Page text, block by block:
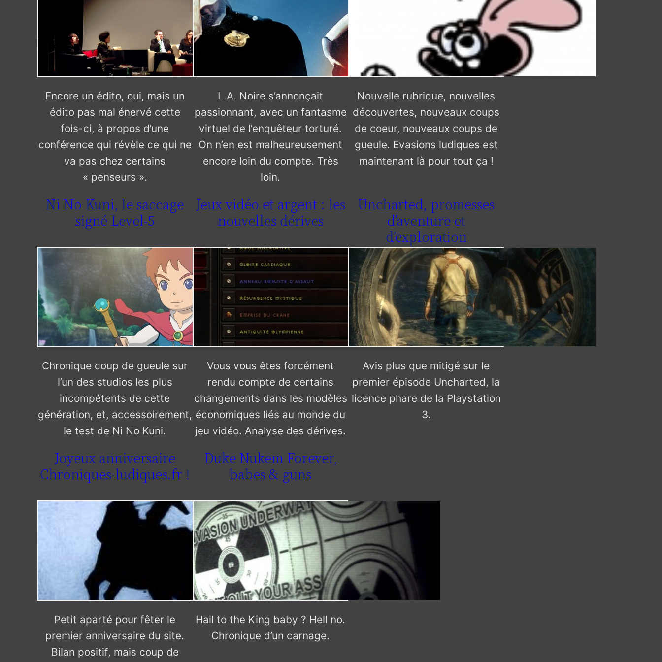
Encore un édito, oui, mais un
édito pas mal énervé cette
fois-ci, à propos d’une
conférence qui révèle ce qui ne
va pas chez certains
« penseurs ».
L.A. Noire s’annonçait
passionnant, avec un fantasme
virtuel de l’enquêteur torturé.
On n’en est malheureusement
encore loin du compte. Très
loin.
Nouvelle rubrique, nouvelles
découvertes, nouveaux coups
de coeur, nouveaux coups de
gueule. Evasions ludiques est
maintenant là pour tout ça !
Ni No Kuni, le saccage
signé Level-5
Chronique coup de gueule sur
l’un des studios les plus
incompétents de cette
génération, et, accessoirement,
le test de Ni No Kuni.
Jeux vidéo et argent : les
nouvelles dérives
Vous vous êtes forcément
rendu compte de certains
changements dans les modèles
économiques liés au monde du
jeu vidéo. Analyse des dérives.
Uncharted, promesses
d’aventure et
d’exploration
Avis plus que mitigé sur le
premier épisode Uncharted, la
licence phare de la Playstation
3.
Joyeux anniversaire
Chroniques-ludiques.fr !
Petit aparté pour fêter le
premier anniversaire du site.
Bilan positif, mais coup de
Duke Nukem Forever,
babes & guns
Hail to the King baby ? Hell no.
Chronique d’un carnage.